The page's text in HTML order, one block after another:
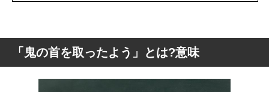
「鬼の首を取ったよう」とは?意味
「鬼の首を取ったよう」とは?意味